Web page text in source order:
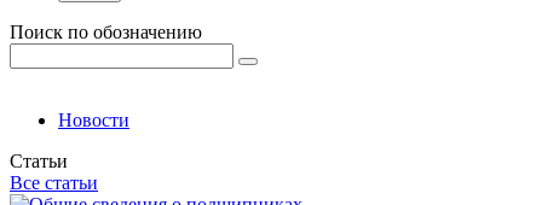
Поиск по обозначению
Новости
Статьи
Все статьи